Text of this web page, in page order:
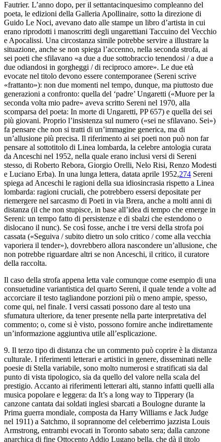
Fautrier. L’anno dopo, per il settantacinquesimo compleanno del
poeta, le edizioni della Galleria Apollinaire, sotto la direzione di
Guido Le Noci, avevano dato alle stampe un libro d’artista in cui
erano riprodotti i manoscritti degli ungarettiani Taccuino del Vecchio
e Apocalissi. Una circostanza simile potrebbe servire a illustrare la
situazione, anche se non spiega l’accenno, nella seconda strofa, ai
sei poeti che sfilavano «a due a due sottobraccio tenendosi / a due a
due odiandosi in gorgheggi / di reciproco amore». Le due età
evocate nel titolo devono essere contemporanee (Sereni scrive
«frattanto»): non due momenti nel tempo, dunque, ma piuttosto due
generazioni a confronto: quella del ‘padre’ Ungaretti («Muore per la
seconda volta mio padre» aveva scritto Sereni nel 1970, alla
scomparsa del poeta: In morte di Ungaretti, PP 657) e quella dei sei
più giovani. Proprio l’insistenza sul numero («sei ne sfilavano. Sei»)
fa pensare che non si tratti di un’immagine generica, ma di
un’allusione più precisa. Il riferimento ai sei poeti non può non far
pensare al sottotitolo di Linea lombarda, la celebre antologia curata
da Anceschi nel 1952, nella quale erano inclusi versi di Sereni
stesso, di Roberto Rebora, Giorgio Orelli, Nelo Risi, Renzo Modesti
e Luciano Erba). In una lunga lettera, datata aprile 1952,274 Sereni
spiega ad Anceschi le ragioni della sua idiosincrasia rispetto a Linea
lombarda: ragioni cruciali, che potrebbero essersi depositate per
riemergere nel sarcasmo di Poeti in via Brera, anche a molti anni di
distanza (il che non stupisce, in base all’idea di tempo che emerge in
Sereni: un tempo fatto di persistenze e di sbalzi che estendono o
dislocano il nunc). Se così fosse, anche i tre versi della strofa poi
cassata («Seguiva / subito dietro un solo critico / come alla vecchia
vaporiera il tender»), dovrebbero allora nascondere un’allusione, che
non potrebbe riguardare altri se non Anceschi, il critico, il curatore
della raccolta.
Il caso della strofa appena letta vale comunque come esempio di una
consuetudine variantistica del quarto Sereni, il quale tende a volte ad
accorciare il testo tagliandone porzioni più o meno ampie, spesso,
come qui, nel finale. I versi cassati possono dare al testo una
sfumatura ulteriore, da tener presente nella parte interpretativa del
commento; o, come si è visto, possono fornire anche indirettamente
un’informazione aggiuntiva utile all’esplicazione.
9. Il terzo tipo di distanza che un commento può coprire è la distanza
culturale. I riferimenti letterari e artistici in genere, disseminati nelle
poesie di Stella variabile, sono molto numerosi e stratificati sia dal
punto di vista tipologico, sia da quello del valore nella scala del
prestigio. Accanto ai riferimenti letterari alti, stanno infatti quelli alla
musica popolare e leggera: da It’s a long way to Tipperary (la
canzone cantata dai soldati inglesi sbarcati a Boulogne durante la
Prima guerra mondiale, composta da Harry Williams e Jack Judge
nel 1911) a Satchmo, il soprannome del celeberrimo jazzista Louis
Armstrong, entrambi evocati in Toronto sabato sera; dalla canzone
anarchica di fine Ottocento Addio Lugano bella, che dà il titolo